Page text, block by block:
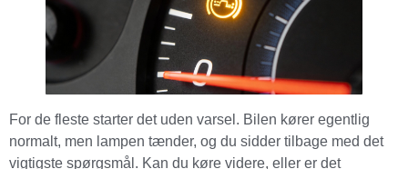
For de fleste starter det uden varsel. Bilen kører egentlig
normalt, men lampen tænder, og du sidder tilbage med det
vigtigste spørgsmål. Kan du køre videre, eller er det